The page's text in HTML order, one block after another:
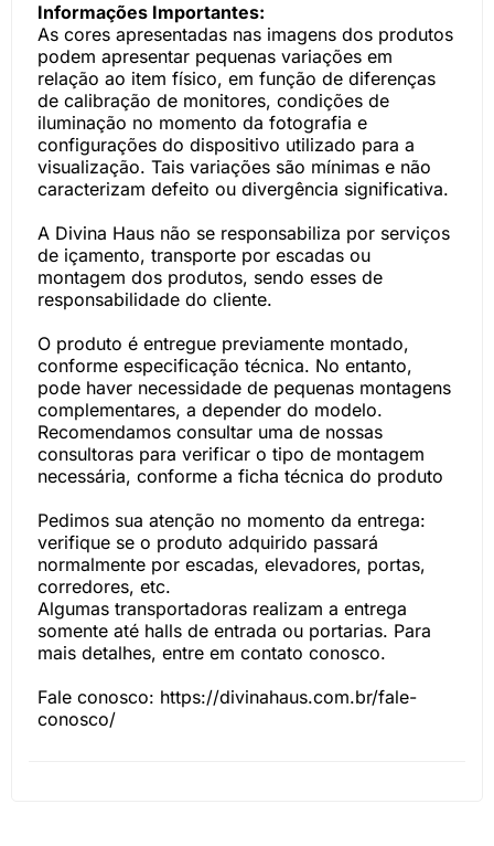
Informações Importantes:
As cores apresentadas nas imagens dos produtos
podem apresentar pequenas variações em
relação ao item físico, em função de diferenças
de calibração de monitores, condições de
iluminação no momento da fotografia e
configurações do dispositivo utilizado para a
visualização. Tais variações são mínimas e não
caracterizam defeito ou divergência significativa.
A Divina Haus não se responsabiliza por serviços
de içamento, transporte por escadas ou
montagem dos produtos, sendo esses de
responsabilidade do cliente.
O produto é entregue previamente montado,
conforme especificação técnica. No entanto,
pode haver necessidade de pequenas montagens
complementares, a depender do modelo.
Recomendamos consultar uma de nossas
consultoras para verificar o tipo de montagem
necessária, conforme a ficha técnica do produto
Pedimos sua atenção no momento da entrega:
verifique se o produto adquirido passará
normalmente por escadas, elevadores, portas,
corredores, etc.
Algumas transportadoras realizam a entrega
somente até halls de entrada ou portarias. Para
mais detalhes, entre em contato conosco.
Fale conosco: https://divinahaus.com.br/fale-
conosco/